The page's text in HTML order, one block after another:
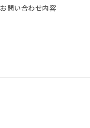
お問い合わせ内容